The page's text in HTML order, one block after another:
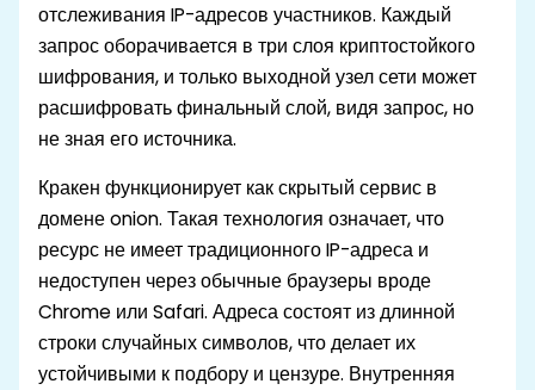
отслеживания IP-адресов участников. Каждый
запрос оборачивается в три слоя криптостойкого
шифрования, и только выходной узел сети может
расшифровать финальный слой, видя запрос, но
не зная его источника.
Кракен функционирует как скрытый сервис в
домене onion. Такая технология означает, что
ресурс не имеет традиционного IP-адреса и
недоступен через обычные браузеры вроде
Chrome или Safari. Адреса состоят из длинной
строки случайных символов, что делает их
устойчивыми к подбору и цензуре. Внутренняя